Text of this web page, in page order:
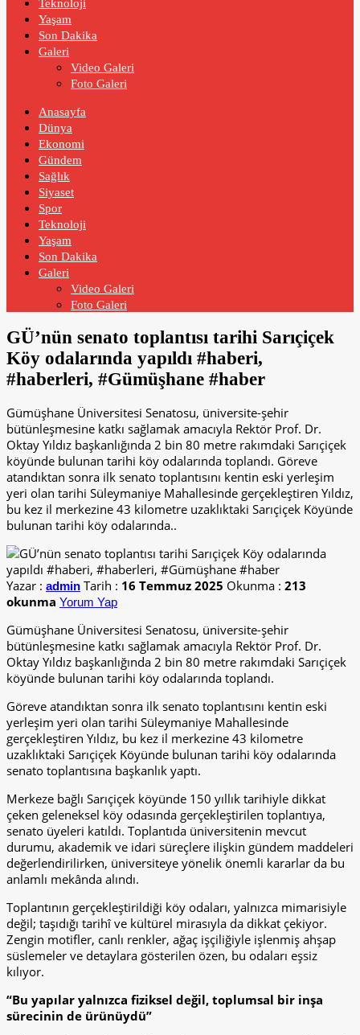
Teknoloji
Yaşam
Son Dakika
Galeri
Video Galeri
Foto Galeri
Anasayfa
Dünya
Ekonomi
Gündem
Sağlık
Siyaset
Spor
Teknoloji
Yaşam
Son Dakika
Galeri
Video Galeri
Foto Galeri
GÜ’nün senato toplantısı tarihi Sarıçiçek
Köy odalarında yapıldı #haberi,
#haberleri, #Gümüşhane #haber
Gümüşhane Üniversitesi Senatosu, üniversite-şehir
bütünleşmesine katkı sağlamak amacıyla Rektör Prof. Dr.
Oktay Yıldız başkanlığında 2 bin 80 metre rakımdaki Sarıçiçek
köyünde bulunan tarihi köy odalarında toplandı. Göreve
atandıktan sonra ilk senato toplantısını kentin eski yerleşim
yeri olan tarihi Süleymaniye Mahallesinde gerçekleştiren Yıldız,
bu kez il merkezine 43 kilometre uzaklıktaki Sarıçiçek Köyünde
bulunan tarihi köy odalarında..
Yazar : admin Tarih : 16 Temmuz 2025 Okunma : 213
okunma Yorum Yap
Gümüşhane Üniversitesi Senatosu, üniversite-şehir
bütünleşmesine katkı sağlamak amacıyla Rektör Prof. Dr.
Oktay Yıldız başkanlığında 2 bin 80 metre rakımdaki Sarıçiçek
köyünde bulunan tarihi köy odalarında toplandı.
Göreve atandıktan sonra ilk senato toplantısını kentin eski
yerleşim yeri olan tarihi Süleymaniye Mahallesinde
gerçekleştiren Yıldız, bu kez il merkezine 43 kilometre
uzaklıktaki Sarıçiçek Köyünde bulunan tarihi köy odalarında
senato toplantısına başkanlık yaptı.
Merkeze bağlı Sarıçiçek köyünde 150 yıllık tarihiyle dikkat
çeken geleneksel köy odasında gerçekleştirilen toplantıya,
senato üyeleri katıldı. Toplantıda üniversitenin mevcut
durumu, akademik ve idari süreçlere ilişkin gündem maddeleri
değerlendirilirken, üniversiteye yönelik önemli kararlar da bu
anlamlı mekânda alındı.
Toplantının gerçekleştirildiği köy odaları, yalnızca mimarisiyle
değil; taşıdığı tarihî ve kültürel mirasıyla da dikkat çekiyor.
Zengin motifler, canlı renkler, ağaç işçiliğiyle işlenmiş ahşap
süslemeler ve detaylara gösterilen özen, bu odaları eşsiz
kılıyor.
“Bu yapılar yalnızca fiziksel değil, toplumsal bir inşa
sürecinin de ürünüydü”